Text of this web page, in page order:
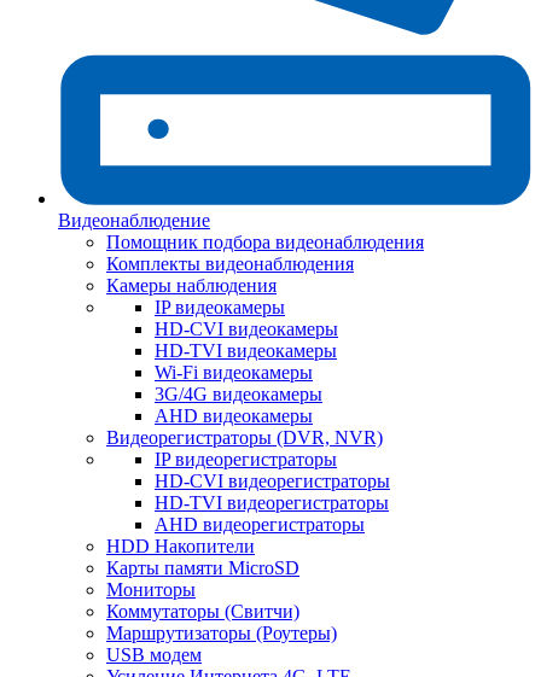
Видеонаблюдение
Помощник подбора видеонаблюдения
Комплекты видеонаблюдения
Камеры наблюдения
IP видеокамеры
HD-CVI видеокамеры
HD-TVI видеокамеры
Wi-Fi видеокамеры
3G/4G видеокамеры
AHD видеокамеры
Видеорегистраторы (DVR, NVR)
IP видеорегистраторы
HD-CVI видеорегистраторы
HD-TVI видеорегистраторы
AHD видеорегистраторы
HDD Накопители
Карты памяти MicroSD
Мониторы
Коммутаторы (Свитчи)
Маршрутизаторы (Роутеры)
USB модем